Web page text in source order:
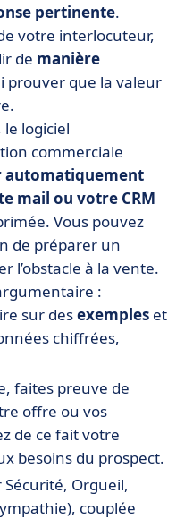
pertinente.
votre interlocuteur,
de manière
prouver que la valeur
logiciel
commerciale
automatiquement
mail ou votre CRM
Vous pouvez
de préparer un
l’obstacle à la vente.
:
sur desexemples et
chiffrées,
faites preuve de
offre ou vos
de ce fait votre
besoins du prospect.
Sécurité, Orgueil,
couplée